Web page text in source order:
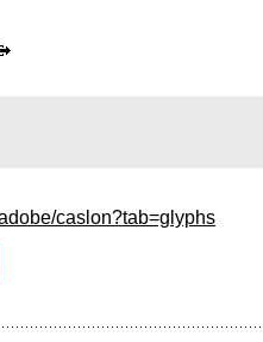
caslon?tab=glyphs